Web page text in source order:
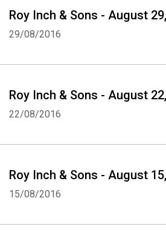
Roy Inch & Sons - August
29/08/2016
Roy Inch & Sons - August
22/08/2016
Roy Inch & Sons - August
15/08/2016